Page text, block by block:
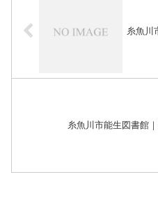
糸魚川
糸魚川市能生図書館